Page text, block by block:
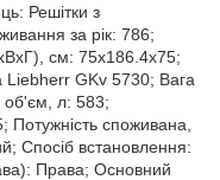
Решітки з
за рік: 786;
см: 75x186.4x75;
GKv 5730; Вага
об'єм, л: 583;
споживана,
Спосіб встановлення:
Права; Основний